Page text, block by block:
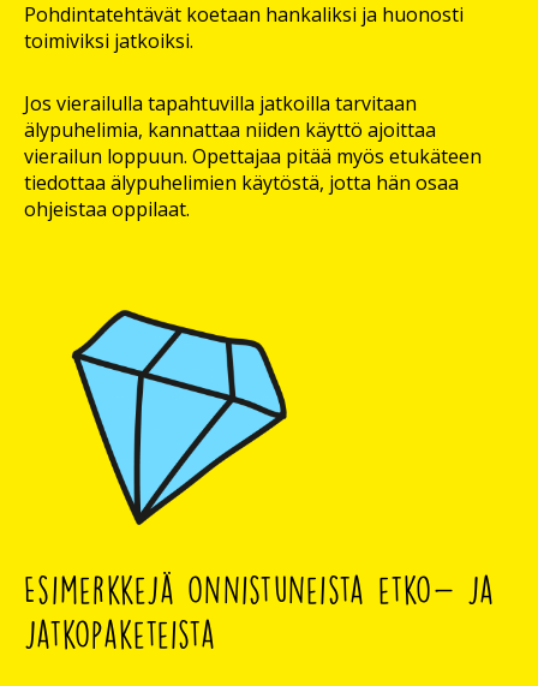
Pohdintatehtävät koetaan hankaliksi ja huonosti
toimiviksi jatkoiksi.
Jos vierailulla tapahtuvilla jatkoilla tarvitaan
älypuhelimia, kannattaa niiden käyttö ajoittaa
vierailun loppuun. Opettajaa pitää myös etukäteen
tiedottaa älypuhelimien käytöstä, jotta hän osaa
ohjeistaa oppilaat.
Esimerkkejä onnistuneista etko- ja
jatkopaketeista